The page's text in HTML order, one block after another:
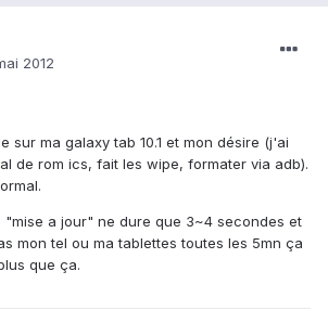
2012
sur ma galaxy tab 10.1 et mon désire (j'ai
de rom ics, fait les wipe, formater via adb).
"mise a jour" ne dure que 3~4 secondes et
mon tel ou ma tablettes toutes les 5mn ça
que ça.